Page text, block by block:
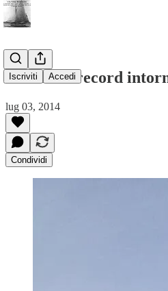
Iscriviti Accedi
Battuto il record
lug 03, 2014
Condividi